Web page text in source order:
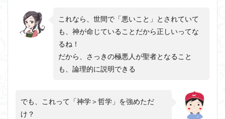
これなら、世間で「悪いこと」とされていて
も、神が命じていることだから正しいってな
るね！
だから、さっきの極悪人が聖者となること
も、論理的に説明できる
でも、これって「神学＞哲学」を強めただ
け？